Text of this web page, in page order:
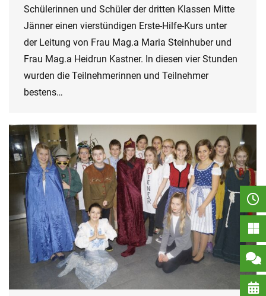
Schülerinnen und Schüler der dritten Klassen Mitte
Jänner einen vierstündigen Erste-Hilfe-Kurs unter
der Leitung von Frau Mag.a Maria Steinhuber und
Frau Mag.a Heidrun Kastner. In diesen vier Stunden
wurden die Teilnehmerinnen und Teilnehmer
bestens…